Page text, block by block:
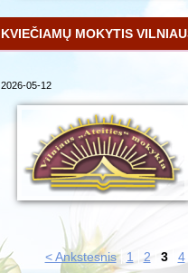
KVIEČIAMŲ MOKYTIS
2026-05-12
< Ankstesnis 1 2 3 4